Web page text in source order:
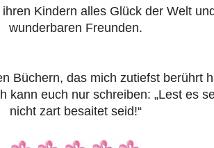
Kindern alles Glück der Welt
wunderbaren Freunden.
Büchern, das mich zutiefst berührt
kann euch nur schreiben: „Lest es
nicht zart besaitet seid!“